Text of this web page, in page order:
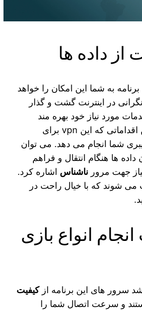
به شما این امکان را خواهد
در اینترنت گشت و گذار
مورد نیاز خود بهره‌ مند
شوید. از مهم ترین اقداماتی که این vpn برای
شما انجام می‌ دهد. می‌ توان
داده ‌ها هنگام انتقال و فراهم
جهت مرورناشناس اشاره کرد.
می‌ شوند که با خیال راحت در
انجام انواع بازی
سرور های این برنامه ازکیفیت
و سرعت اتصال شما را